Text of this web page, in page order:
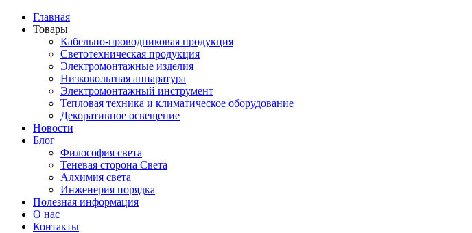
Главная
Товары
Кабельно-проводниковая продукция
Светотехническая продукция
Электромонтажные изделия
Низковольтная аппаратура
Электромонтажный инструмент
Тепловая техника и климатическое оборудование
Декоративное освещение
Новости
Блог
Философия света
Теневая сторона Света
Алхимия света
Инженерия порядка
Полезная информация
О нас
Контакты